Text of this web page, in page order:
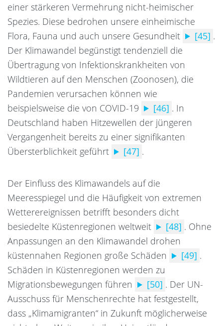
einer stärkeren Vermehrung nicht-heimischer
Spezies. Diese bedrohen unsere einheimische
Flora, Fauna und auch unsere Gesundheit
[45] .
Der Klimawandel begünstigt tendenziell die
Übertragung von Infektionskrankheiten von
Wildtieren auf den Menschen (Zoonosen), die
Pandemien verursachen können wie
beispielsweise die von COVID-19
[46] . In
Deutschland haben Hitzewellen der jüngeren
Vergangenheit bereits zu einer signifikanten
Übersterblichkeit geführt
[47] .
Der Einfluss des Klimawandels auf die
Meeresspiegel und die Häufigkeit von extremen
Wetterereignissen betrifft besonders dicht
besiedelte Küstenregionen weltweit
[48] . Ohne
Anpassungen an den Klimawandel drohen
küstennahen Regionen große Schäden
[49] .
Schäden in Küstenregionen werden zu
Migrationsbewegungen führen
[50] . Der UN-
Ausschuss für Menschenrechte hat festgestellt,
dass „Klimamigranten“ in Zukunft möglicherweise